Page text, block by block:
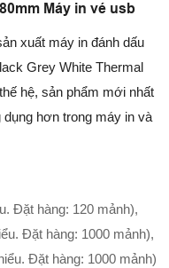
Máy in vé usb
xuất máy in đánh dấu
Grey White Thermal
hệ, sản phẩm mới nhất
hơn trong máy in và
Đặt hàng: 120 mảnh),
Đặt hàng: 1000 mảnh),
Đặt hàng: 1000 mảnh)